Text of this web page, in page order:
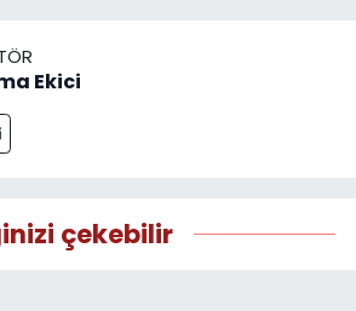
Ekici
çekebilir